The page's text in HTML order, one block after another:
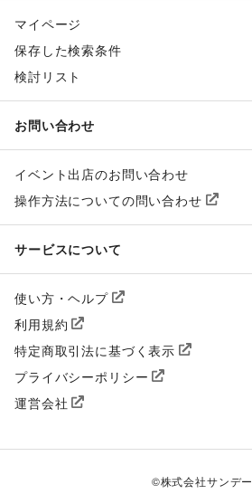
マイページ
保存した検索条件
検討リスト
お問い合わせ
イベント出店のお問い合わせ
操作方法についての問い合わせ
サービスについて
使い方・ヘルプ
利用規約
特定商取引法に基づく表示
プライバシーポリシー
運営会社
©株式会社サンデー